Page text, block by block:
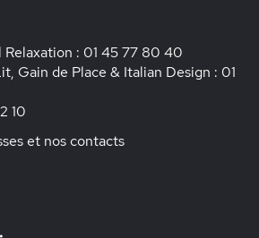
Relaxation : 01 45 77 80 40
Gain de Place & Italian Design : 01
10
et nos contacts